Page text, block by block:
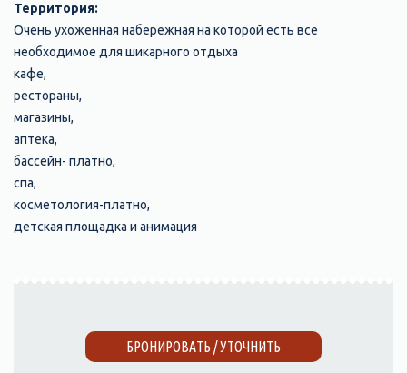
Территория:
Очень ухоженная набережная на которой есть все
необходимое для шикарного отдыха
кафе,
рестораны,
магазины,
аптека,
бассейн- платно,
спа,
косметология-платно,
детская площадка и анимация
БРОНИРОВАТЬ / УТОЧНИТЬ